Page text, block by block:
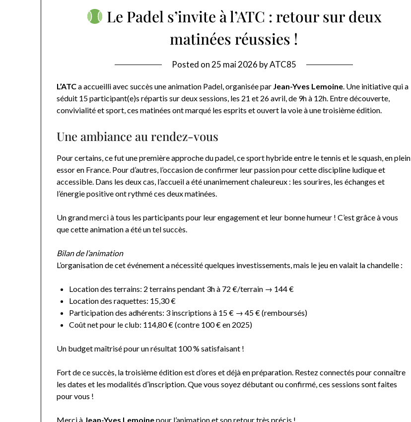
Le Padel s’invite à l’ATC : retour sur deux
matinées réussies !
Posted on 25 mai 2026 byATC85
L’ATCa accueilli avec succès une animation Padel, organisée par Jean-Yves Lemoine. Une initiative qui a
séduit 15 participant(e)s répartis sur deux sessions, les 21 et 26 avril, de 9h à 12h. Entre découverte,
convivialité et sport, ces matinées ont marqué les esprits et ouvert la voie à une troisième édition.
Une ambiance au rendez-vous
Pour certains, ce fut une première approche du padel, ce sport hybride entre le tennis et le squash, en plein
essor en France. Pour d’autres, l’occasion de confirmer leur passion pour cette discipline ludique et
accessible. Dans les deux cas, l’accueil a été unanimement chaleureux : les sourires, les échanges et
l’énergie positive ont rythmé ces deux matinées.
Un grand merci à tous les participants pour leur engagement et leur bonne humeur ! C’est grâce à vous
que cette animation a été un tel succès.
Bilan de l’animation
L’organisation de cet événement a nécessité quelques investissements, mais le jeu en valait la chandelle :
Location des terrains: 2 terrains pendant 3h à 72 €/terrain → 144 €
Location des raquettes: 15,30 €
Participation des adhérents: 3 inscriptions à 15 € → 45 € (remboursés)
Coût net pour le club: 114,80 € (contre 100 € en 2025)
Un budget maîtrisé pour un résultat 100 % satisfaisant !
Fort de ce succès, la troisième édition est d’ores et déjà en préparation. Restez connectés pour connaître
les dates et les modalités d’inscription. Que vous soyez débutant ou confirmé, ces sessions sont faites
pour vous !
Merci à Jean-Yves Lemoinepour l’animation et son retour très précis !